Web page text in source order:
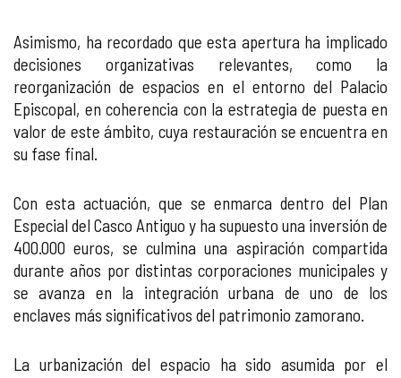
Asimismo, ha recordado que esta apertura ha implicado
decisiones organizativas relevantes, como la
reorganización de espacios en el entorno del Palacio
Episcopal, en coherencia con la estrategia de puesta en
valor de este ámbito, cuya restauración se encuentra en
su fase final.
Con esta actuación, que se enmarca dentro del Plan
Especial del Casco Antiguo y ha supuesto una inversión de
400.000 euros, se culmina una aspiración compartida
durante años por distintas corporaciones municipales y
se avanza en la integración urbana de uno de los
enclaves más significativos del patrimonio zamorano.
La urbanización del espacio ha sido asumida por el